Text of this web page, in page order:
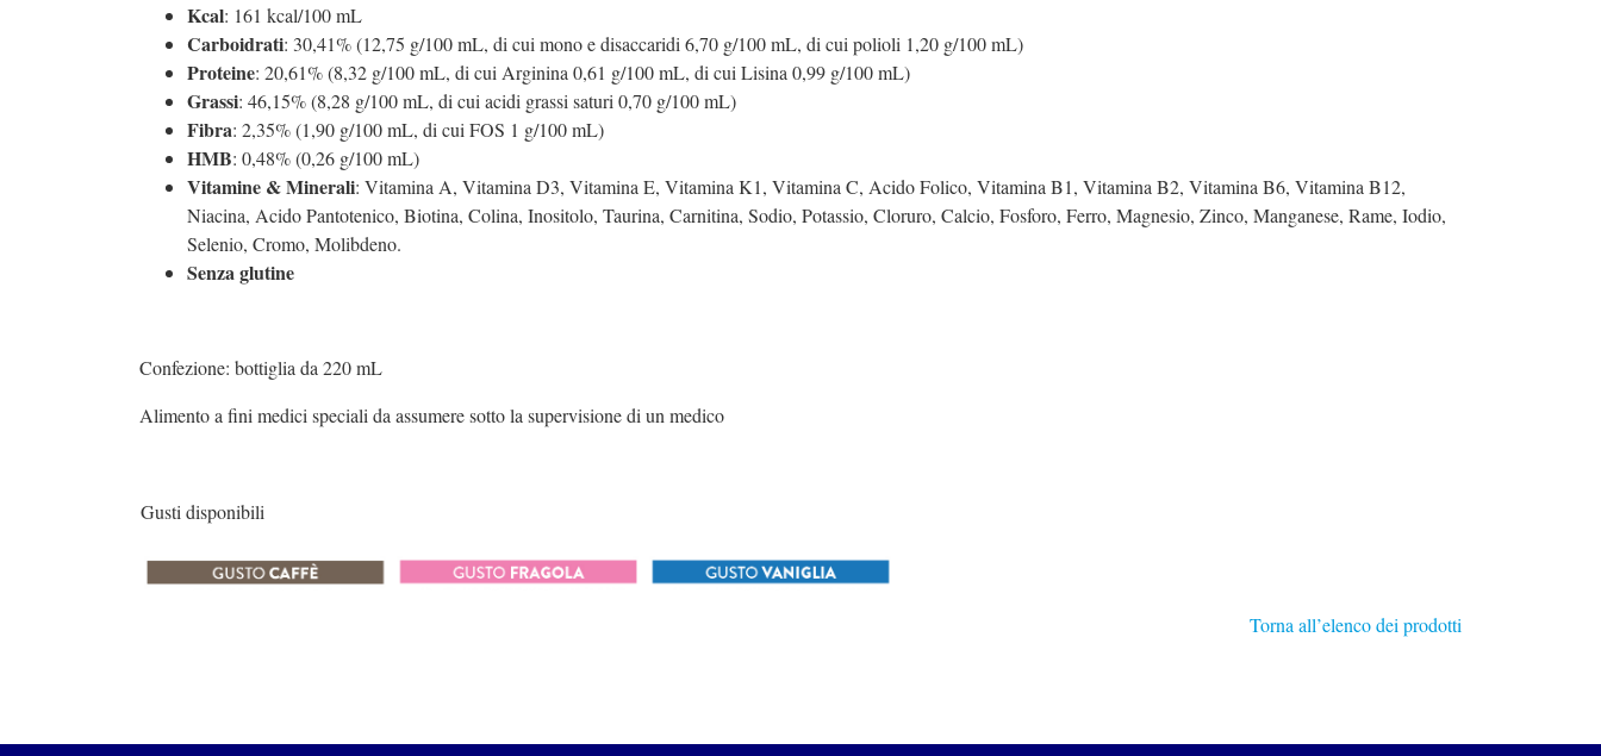
Kcal: 161 kcal/100 mL
Carboidrati: 30,41% (12,75 g/100 mL, di cui mono e disaccaridi 6,70 g/100 mL, di cui polioli 1,20 g/100 mL)
Proteine: 20,61% (8,32 g/100 mL, di cui Arginina 0,61 g/100 mL, di cui Lisina 0,99 g/100 mL)
Grassi: 46,15% (8,28 g/100 mL, di cui acidi grassi saturi 0,70 g/100 mL)
Fibra: 2,35% (1,90 g/100 mL, di cui FOS 1 g/100 mL)
HMB: 0,48% (0,26 g/100 mL)
Vitamine & Minerali: Vitamina A, Vitamina D3, Vitamina E, Vitamina K1, Vitamina C, Acido Folico, Vitamina B1, Vitamina B2, Vitamina B6, Vitamina B12,
Niacina, Acido Pantotenico, Biotina, Colina, Inositolo, Taurina, Carnitina, Sodio, Potassio, Cloruro, Calcio, Fosforo, Ferro, Magnesio, Zinco, Manganese, Rame, Iodio,
Selenio, Cromo, Molibdeno.
Senza glutine
Confezione: bottiglia da 220 mL
Alimento a fini medici speciali da assumere sotto la supervisione di un medico
Gusti disponibili
Torna all’elenco dei prodotti